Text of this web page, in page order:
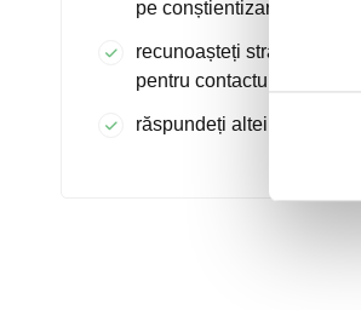
pe conștientizarea
recunoașteți strategii
pentru contactul cu și
răspundeți altei persoane